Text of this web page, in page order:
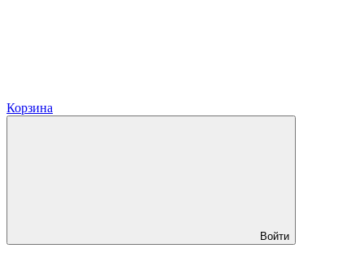
Корзина
Войти